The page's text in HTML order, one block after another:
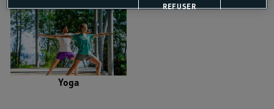
Yoga
REFUSER